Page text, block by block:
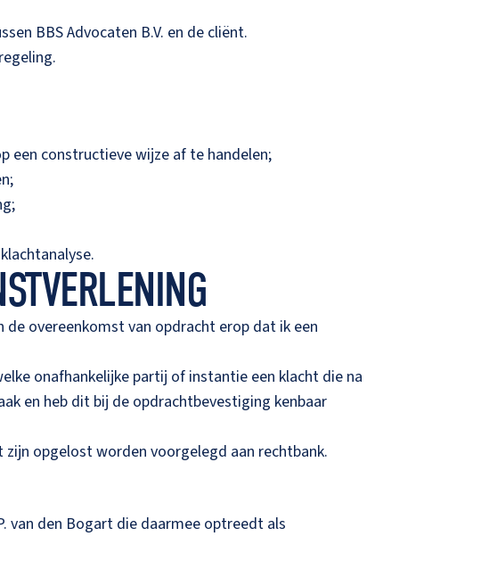
BBS Advocaten B.V. en de cliënt.
een constructieve wijze af te handelen;
overeenkomst van opdracht erop dat ik een
onafhankelijke partij of instantie een klacht die na
en heb dit bij de opdrachtbevestiging kenbaar
opgelost worden voorgelegd aan rechtbank.
van den Bogart die daarmee optreedt als